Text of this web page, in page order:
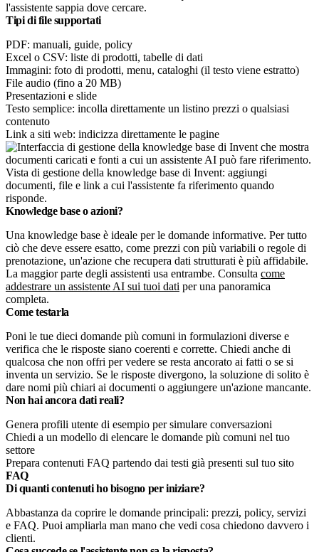
l'assistente sappia dove cercare.
Tipi di file supportati
PDF: manuali, guide, policy
Excel o CSV: liste di prodotti, tabelle di dati
Immagini: foto di prodotti, menu, cataloghi (il testo viene estratto)
File audio (fino a 20 MB)
Presentazioni e slide
Testo semplice: incolla direttamente un listino prezzi o qualsiasi
contenuto
Link a siti web: indicizza direttamente le pagine
Vista di gestione della knowledge base di Invent: aggiungi
documenti, file e link a cui l'assistente fa riferimento quando
risponde.
Knowledge base o azioni?
Una knowledge base è ideale per le domande informative. Per tutto
ciò che deve essere esatto, come prezzi con più variabili o regole di
prenotazione, un'azione che recupera dati strutturati è più affidabile.
La maggior parte degli assistenti usa entrambe. Consulta come
addestrare un assistente AI sui tuoi dati per una panoramica
completa.
Come testarla
Poni le tue dieci domande più comuni in formulazioni diverse e
verifica che le risposte siano coerenti e corrette. Chiedi anche di
qualcosa che non offri per vedere se resta ancorato ai fatti o se si
inventa un servizio. Se le risposte divergono, la soluzione di solito è
dare nomi più chiari ai documenti o aggiungere un'azione mancante.
Non hai ancora dati reali?
Genera profili utente di esempio per simulare conversazioni
Chiedi a un modello di elencare le domande più comuni nel tuo
settore
Prepara contenuti FAQ partendo dai testi già presenti sul tuo sito
FAQ
Di quanti contenuti ho bisogno per iniziare?
Abbastanza da coprire le domande principali: prezzi, policy, servizi
e FAQ. Puoi ampliarla man mano che vedi cosa chiedono davvero i
clienti.